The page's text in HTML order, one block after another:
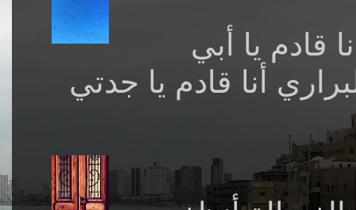
يا أبي
أنا قادم يا جدتي